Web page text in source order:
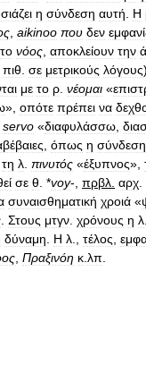
η σύνδεση αυτή Η
aikinoo που δεν
το νόος αποκλείουν την
πιθ σε μετρικούς λόγους
με το ρ νέομαι «
», οπότε πρέπει να
servo «διαφυλάσσω
όπως η σύνδεση
τη λ πινυτός «έξυπνος»,
σε θ . *voy-, πρβλ αρχ
συναισθηματική χροιά «
Στους μτγν χρόνους η λ
δύναμη Η λ τέλος
Πραξινόη κ λπ